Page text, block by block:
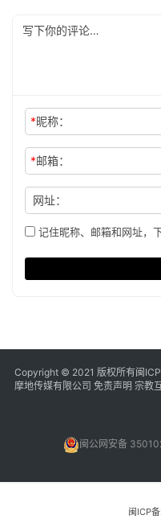
*昵称：
*邮箱：
网址：
记住昵称、邮箱和网址，
Copyright © 2021 版权所有闽
摩地传媒有限公司 免责声明 宗教
闽公网安备
闽ICP